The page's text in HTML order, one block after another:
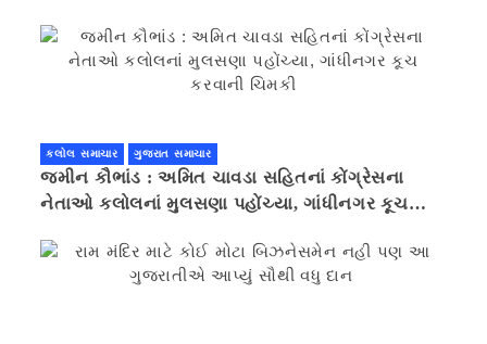
કલોલ સમાચાર ગુજરાત સમાચાર
જમીન કૌભાંડ : અમિત ચાવડા સહિતનાં કોંગ્રેસના
નેતાઓ કલોલનાં મુલસણા પહોંચ્યા, ગાંધીનગર કૂચ